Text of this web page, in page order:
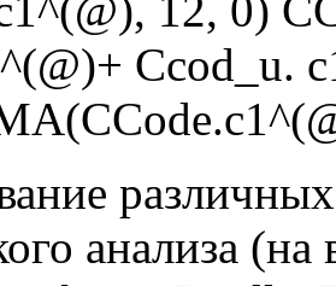
Ccod_u.
анализа